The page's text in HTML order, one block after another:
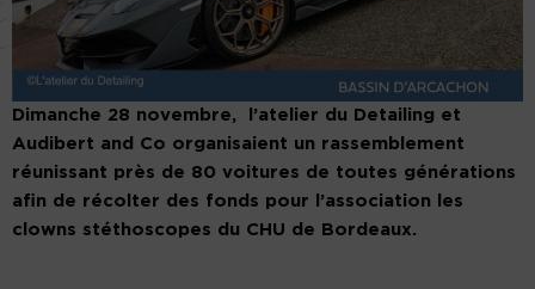
Dimanche 28 novembre, l’atelier du Detailing et
Audibert and Co organisaient un rassemblement
réunissant près de 80 voitures de toutes générations
afin de récolter des fonds pour l’association les
clowns stéthoscopes du CHU de Bordeaux.